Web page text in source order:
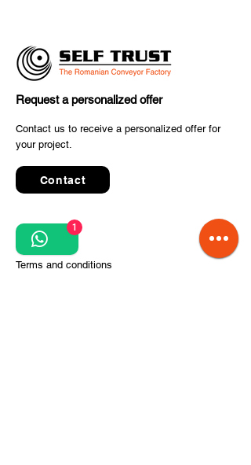
Request a personalized offer
Contact us to receive a personalized offer for
your project.
Contact
Quick Links
Terms and conditions
1